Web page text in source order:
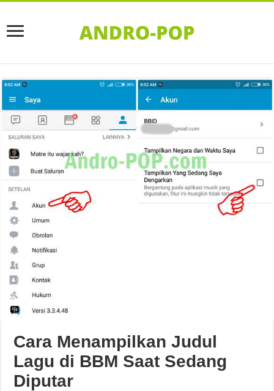
Cara Menampilkan Judul
Lagu di BBM Saat Sedang
Diputar